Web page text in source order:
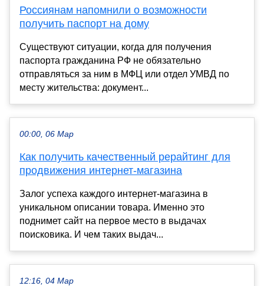
Россиянам напомнили о возможности
получить паспорт на дому
Существуют ситуации, когда для получения
паспорта гражданина РФ не обязательно
отправляться за ним в МФЦ или отдел УМВД по
месту жительства: документ...
00:00, 06 Мар
Как получить качественный рерайтинг для
продвижения интернет-магазина
Залог успеха каждого интернет-магазина в
уникальном описании товара. Именно это
поднимет сайт на первое место в выдачах
поисковика. И чем таких выдач...
12:16, 04 Мар